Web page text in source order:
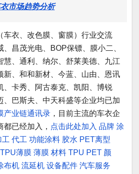
市场趋势分析
车衣、改色膜、窗膜）行业交流
昌茂光电、BOP保镖、膜小二、
慧、通利、纳尔、舒莱美德、九江
新、和和新材、今蓝、山由、恩讯
、卡秀、阿古泰克、凯阳、博锐
、巴斯夫、中天科盛等企业均已加
产业链通讯录 ，目前主流的车衣企
已经加入， 点击此处加入 品牌 涂
工 代工 功能涂料 胶水 PET离型
TPU薄膜 薄膜 材料 TPU PET 颜
布机 流延机 设备配件 汽车服务